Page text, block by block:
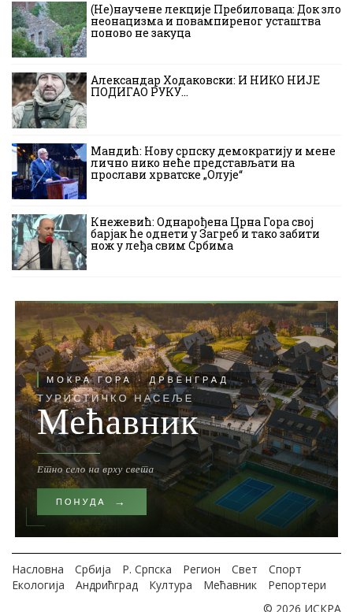
(Не)научене лекције Пребиловаца: Док зло
неонацизма и повампиреног усташтва
поново не закуца
Александар Ходаковски: И НИКО НИЈЕ
ПОДИГАО РУКУ…
Мандић: Нову српску демократију и мене
лично нико неће представљати на
прослави хрватске „Олује“
Кнежевић: Однарођена Црна Гора свој
барјак ће однети у Загреб и тако забити
нож у леђа свим Србима
Насловна Србија Р. Српска Регион Свет
Спорт
Екологија
Андрићград Култура Мећавник
Репортери
© 2026 ИСКРА